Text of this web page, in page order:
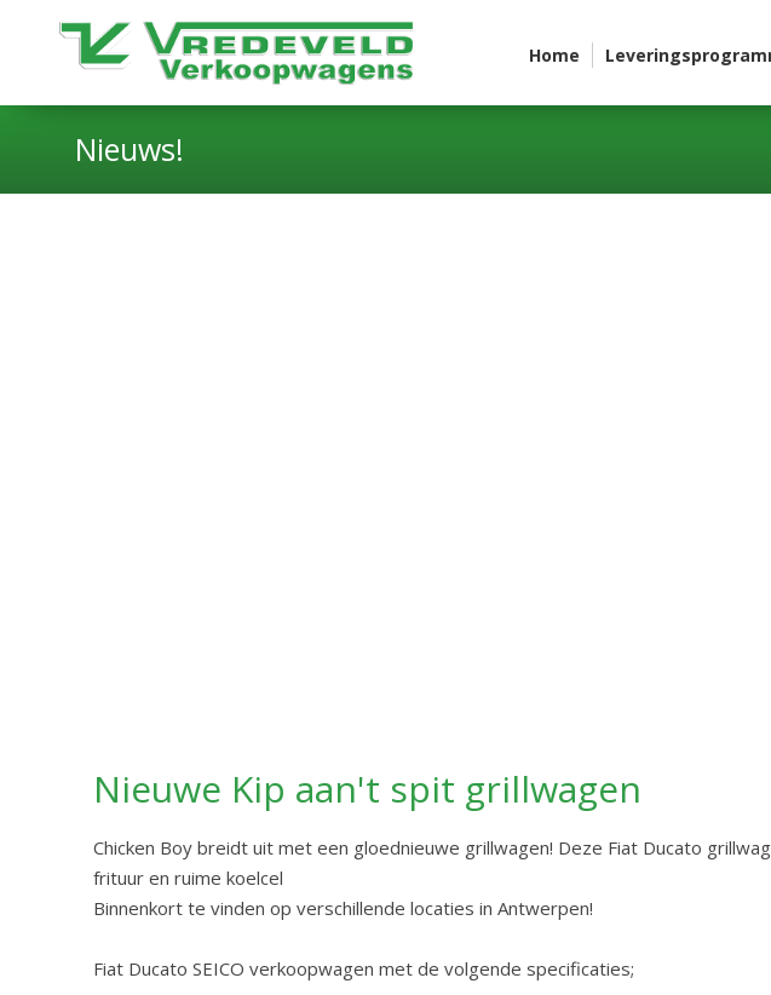
Home
Nieuws!
Nieuwe Kip aan't spit grillwagen
Chicken Boy breidt uit met een gloednieuwe grillwagen! Deze Fiat Ducato
frituur en ruime koelcel
Binnenkort te vinden op verschillende locaties in Antwerpen!
Fiat Ducato SEICO verkoopwagen met de volgende specificaties;